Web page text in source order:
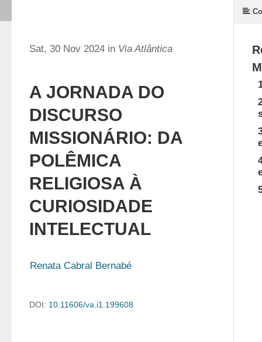
Sat, 30 Nov 2024 in Via Atlântica
A JORNADA DO
DISCURSO
MISSIONÁRIO: DA
POLÊMICA
RELIGIOSA À
CURIOSIDADE
INTELECTUAL
Renata Cabral Bernabé
DOI: 10.11606/va.i1.199608